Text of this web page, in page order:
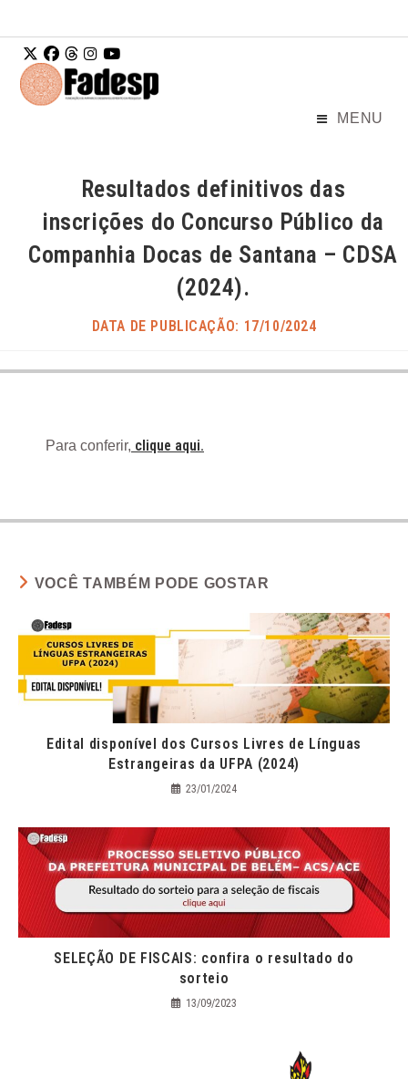
conteúdo
MENU
Resultados definitivos das
inscrições do Concurso Público da
Companhia Docas de Santana – CDSA
(2024).
DATA DE PUBLICAÇÃO: 17/10/2024
Para conferir, clique aqui.
VOCÊ TAMBÉM PODE GOSTAR
Edital disponível dos Cursos Livres de Línguas
Estrangeiras da UFPA (2024)
23/01/2024
SELEÇÃO DE FISCAIS: confira o resultado do
sorteio
13/09/2023